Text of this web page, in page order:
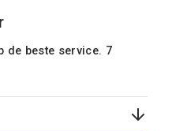
de beste service. 7